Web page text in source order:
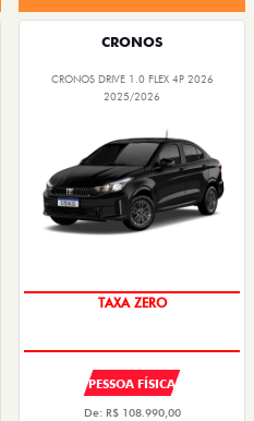
CRONOS
CRONOS DRIVE 1.0 FLEX 4P 2026
2025/2026
TAXA ZERO
PESSOA FÍSICA
De: R$ 108.990,00